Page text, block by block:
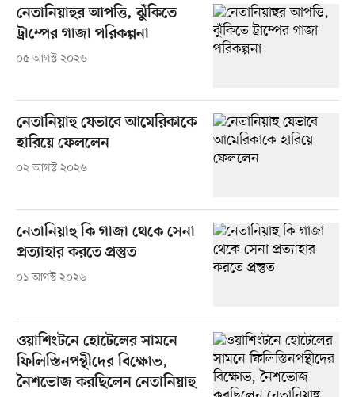
নেতানিয়াহুর আপত্তি, ঝুঁকিতে
ট্রাম্পের গাজা পরিকল্পনা
০৫ আগস্ট ২০২৬
নেতানিয়াহু যেভাবে আমেরিকাকে
হারিয়ে ফেললেন
০২ আগস্ট ২০২৬
নেতানিয়াহু কি গাজা থেকে সেনা
প্রত্যাহার করতে প্রস্তুত
০১ আগস্ট ২০২৬
ওয়াশিংটনে হোটেলের সামনে
ফিলিস্তিনপন্থীদের বিক্ষোভ,
নৈশভোজ করছিলেন নেতানিয়াহু